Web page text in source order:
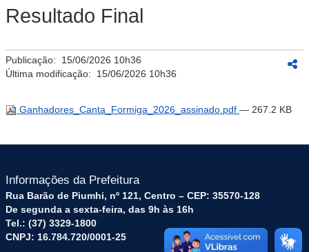
Resultado Final
Publicação: 15/06/2026 10h36
Última modificação: 15/06/2026 10h36
Ganhadores_Canta_Formiga_2026_assinado.pdf — 267.2 KB
Informações da Prefeitura
Rua Barão de Piumhi, nº 121, Centro – CEP: 35570-128
De segunda a sexta-feira, das 9h às 16h
Tel.: (37) 3329-1800
CNPJ: 16.784.720/0001-25